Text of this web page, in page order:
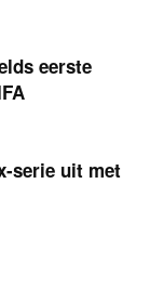
eerste
serie uit met